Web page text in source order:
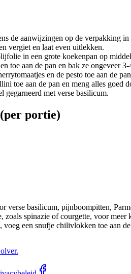
de aanwijzingen op de verpakking
vergiet en laat even uitlekken.
in een grote koekenpan op
toe aan de pan en bak ze ongeveer
en de pesto toe aan de
toe aan de pan en meng alles goed
gegarneerd met verse basilicum.
portie)
verse basilicum, pijnboompitten,
zoals spinazie of courgette, voor meer
voeg een snufje chilivlokken toe aan